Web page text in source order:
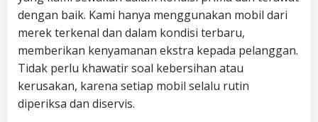
dengan baik. Kami hanya menggunakan mobil dari
merek terkenal dan dalam kondisi terbaru,
memberikan kenyamanan ekstra kepada pelanggan.
Tidak perlu khawatir soal kebersihan atau
kerusakan, karena setiap mobil selalu rutin
diperiksa dan diservis.